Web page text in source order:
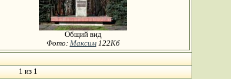
Общий вид
Фото: Максим122Кб
1 из 1